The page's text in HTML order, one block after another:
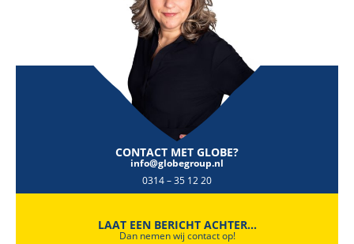
CONTACT MET GLOBE?
info@globegroup.nl
0314 – 35 12 20
LAAT EEN BERICHT ACHTER...
Dan nemen wij contact op!